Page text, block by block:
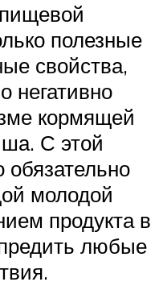
полезные
свойства,
негативно
кормящей
С этой
молодой
продукта в
любые